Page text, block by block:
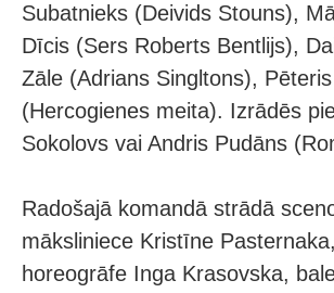
Subatnieks (Deivids Stouns),
Dīcis (Sers Roberts Bentlijs),
Zāle (Adrians Singltons),
(Hercogienes meita). Izrādēs
Sokolovs vai Andris Pudāns
Radošajā komandā strādā
māksliniece Kristīne
horeogrāfe Inga Krasovska,